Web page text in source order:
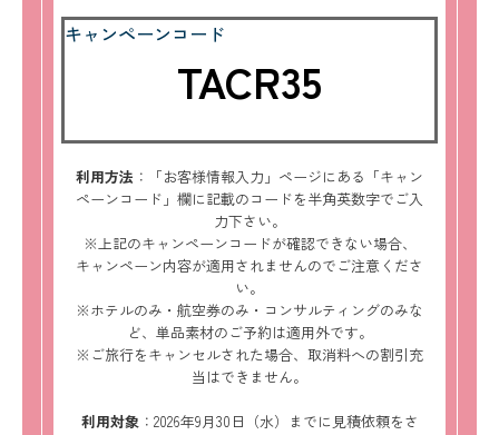
キャンペーンコード
TACR35
利用方法 ：「お客様情報入力」ページにある「キャン
ペーンコード」欄に記載のコードを半角英数字でご入
力下さい。
※上記のキャンペーンコードが確認できない場合、
キャンペーン内容が適用されませんのでご注意くださ
い。
※ホテルのみ・航空券のみ・コンサルティングのみな
ど、単品素材のご予約は適用外です。
※ご旅行をキャンセルされた場合、取消料への割引充
当はできません。
利用対象：2026年9月30日（水）までに見積依頼をさ